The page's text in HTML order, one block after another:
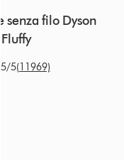
senza filo Dyson
/5(11969)